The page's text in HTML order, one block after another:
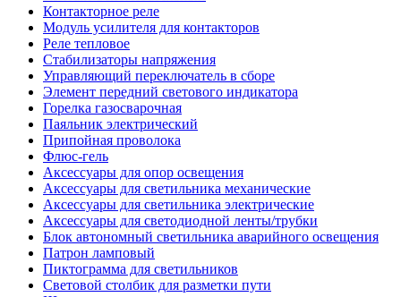
Контакторное реле
Модуль усилителя для контакторов
Реле тепловое
Стабилизаторы напряжения
Управляющий переключатель в сборе
Элемент передний светового индикатора
Горелка газосварочная
Паяльник электрический
Припойная проволока
Флюс-гель
Аксессуары для опор освещения
Аксессуары для светильника механические
Аксессуары для светильника электрические
Аксессуары для светодиодной ленты/трубки
Блок автономный светильника аварийного освещения
Патрон ламповый
Пиктограмма для светильников
Световой столбик для разметки пути